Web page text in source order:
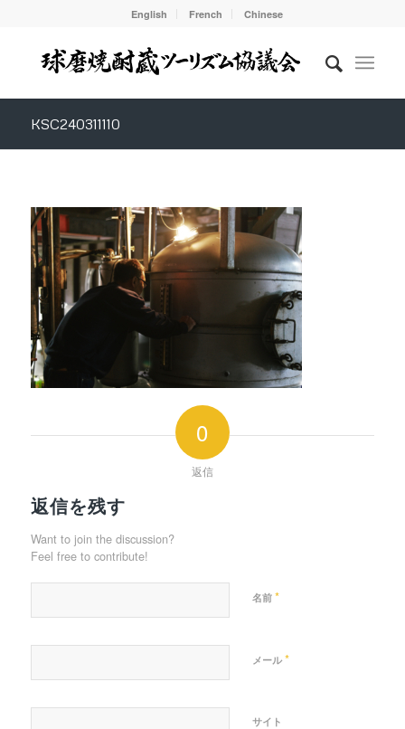
English French Chinese
KSC240311110
0
返信
返信を残す
Want to join the discussion?
Feel free to contribute!
名前 *
メール *
サイト